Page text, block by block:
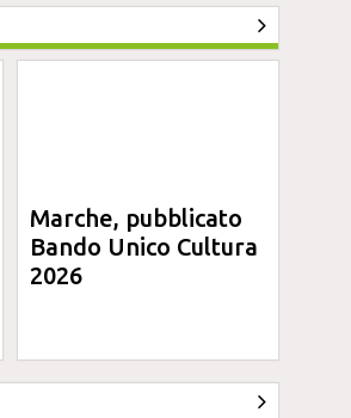
Marche, pubblicato
Bando Unico Cultura
2026